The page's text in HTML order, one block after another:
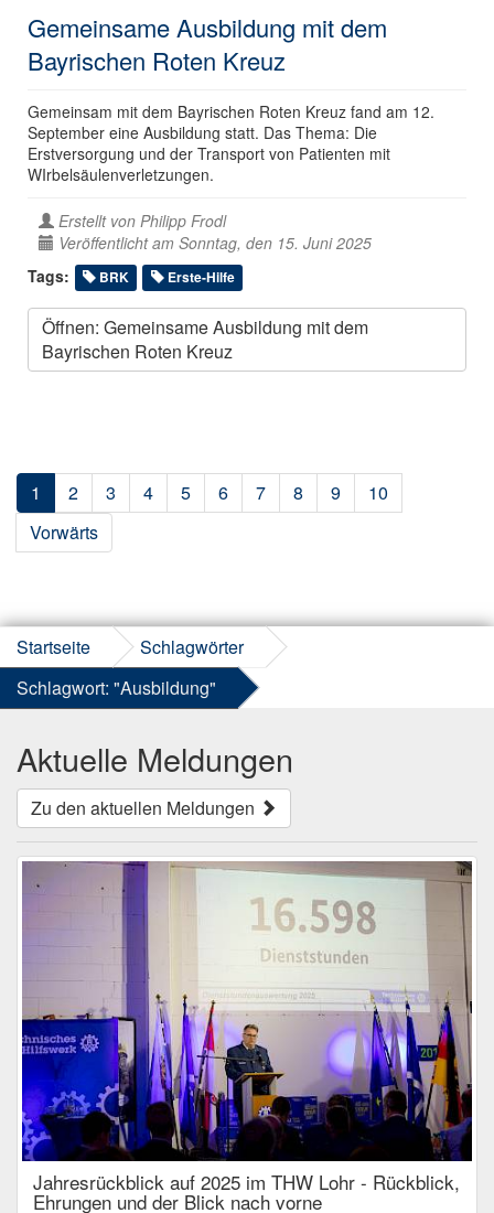
Gemeinsame Ausbildung mit dem
Bayrischen Roten Kreuz
Gemeinsam mit dem Bayrischen Roten Kreuz fand am 12.
September eine Ausbildung statt. Das Thema: Die
Erstversorgung und der Transport von Patienten mit
WIrbelsäulenverletzungen.
Erstellt von Philipp Frodl
Veröffentlicht am Sonntag, den 15. Juni 2025
Tags:
BRK Erste-Hilfe
Öffnen: Gemeinsame Ausbildung mit dem
Bayrischen Roten Kreuz
1 2 3 4 5 6 7 8 9
10
Vorwärts
Startseite
Schlagwörter
Schlagwort: "Ausbildung"
Aktuelle Meldungen
Zu den aktuellen Meldungen
Jahresrückblick auf 2025 im THW Lohr - Rückblick,
Ehrungen und der Blick nach vorne